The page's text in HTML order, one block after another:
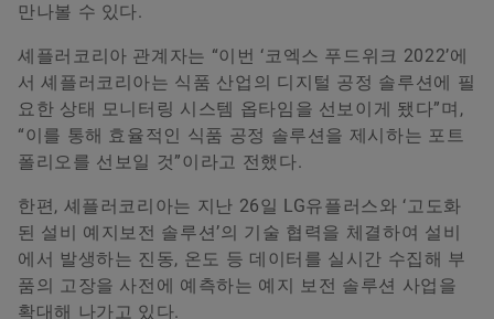
만나볼 수 있다.
셰플러코리아 관계자는 “이번 ‘코엑스 푸드위크 2022’에
서 셰플러코리아는 식품 산업의 디지털 공정 솔루션에 필
요한 상태 모니터링 시스템 옵타임을 선보이게 됐다”며,
“이를 통해 효율적인 식품 공정 솔루션을 제시하는 포트
폴리오를 선보일 것”이라고 전했다.
한편, 셰플러코리아는 지난 26일 LG유플러스와 ‘고도화
된 설비 예지보전 솔루션’의 기술 협력을 체결하여 설비
에서 발생하는 진동, 온도 등 데이터를 실시간 수집해 부
품의 고장을 사전에 예측하는 예지 보전 솔루션 사업을
확대해 나가고 있다.